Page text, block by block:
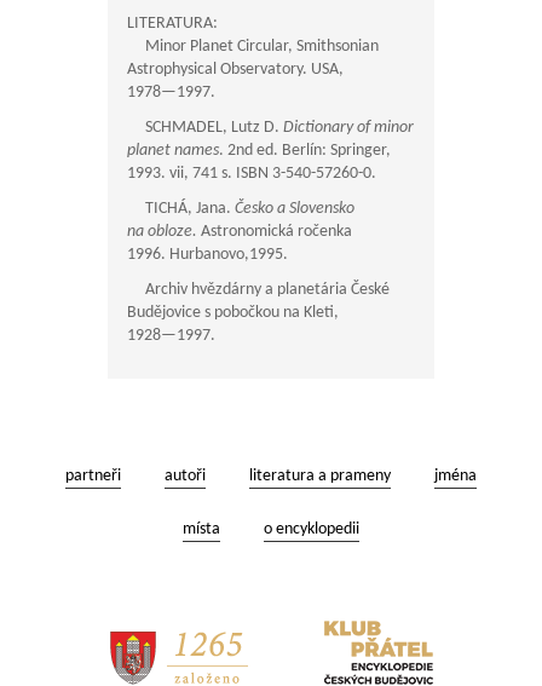
LITERATURA:
Minor Planet Circular, Smithsonian
Astrophysical Observatory. USA,
1978—1997.
SCHMADEL, Lutz D. Dictionary of minor
planet names. 2nd ed. Berlín: Springer,
1993. vii, 741 s. ISBN 3-540-57260-0.
TICHÁ, Jana. Česko a Slovensko
na obloze. Astronomická ročenka
1996. Hurbanovo,1995.
Archiv hvězdárny a planetária České
Budějovice s pobočkou na Kleti,
1928—1997.
partneři autoři literatura a prameny jména
místa o encyklopedii